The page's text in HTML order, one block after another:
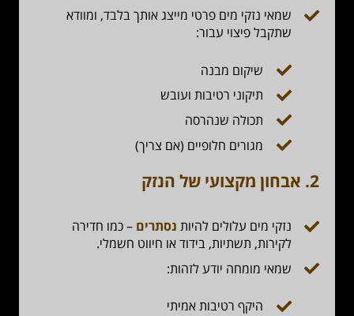
שמאי נזקי מים פרטי מייצג אותך בלבד, ומוודא
שתקבל פיצוי עבור:
שיקום מבנה
תיקוני רטיבות ועובש
תכולה שנהרסה
מגורים חלופיים (אם צריך)
2. אבחון מקצועי של הנזק
נזקי מים עלולים להיות נסתרים – כמו חדירה
לקירות, תשתיות, בידוד או חיווט חשמלי.
שמאי מומחה יודע לזהות:
היקף רטיבות אמיתי